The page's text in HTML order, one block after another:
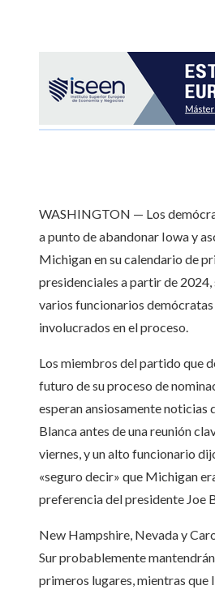
WASHINGTON — Los
a punto de abandonar Iowa y
Michigan en su calendario de
presidenciales a partir de 2024,
varios funcionarios demócratas
involucrados en el proceso.
Los miembros del partido que
futuro de su proceso de
esperan ansiosamente noticias
Blanca antes de una reunión
viernes, y un alto funcionario
«seguro decir» que Michigan
preferencia del presidente Joe
New Hampshire, Nevada y
Sur probablemente mantendrán
primeros lugares, mientras que